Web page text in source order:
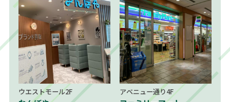
ウエストモール2F アベニュー通り4F